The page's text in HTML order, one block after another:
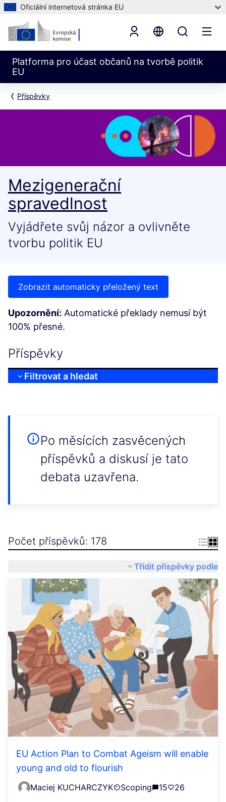
Oficiální internetová stránka EU
Platforma pro účast občanů na tvorbě politik
EU
Příspěvky
Mezigenerační
spravedlnost
Vyjádřete svůj názor a ovlivněte
tvorbu politik EU
Zobrazit automaticky přeložený text
Upozornění: Automatické překlady nemusí být
100% přesné.
Příspěvky
Filtrovat a hledat
Po měsících zasvěcených
příspěvků a diskusí je tato
debata uzavřena.
Počet příspěvků: 178
Třídit příspěvky podle
EU Action Plan to Combat Ageism will enable
young and old to flourish
Maciej KUCHARCZYK Scoping 15 26